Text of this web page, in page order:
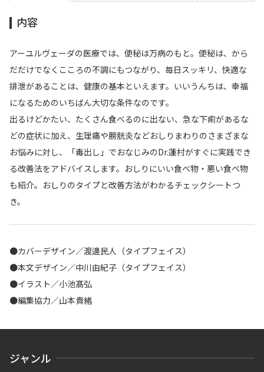
内容
アーユルヴェーダの医療では、便秘は万病のもと。便秘は、から
だだけでなくこころの不調にもつながり、毎日スッキリ、快適な
排泄があることは、健康の基本といえます。いいうんちは、幸福
になるためのいちばん大切な条件なのです。
出るけどかたい、たくさん食べるのに出ない、急な下痢があるな
どの症状に加え、生理痛や膀胱炎などおしりまわりのさまざまな
お悩みに対し、「毒出し」でおなじみのDr.蓮村がすぐに実践でき
る改善法をアドバイスします。おしりにいい食べ物・悪い食べ物
も紹介。おしりのタイプと改善方法がわかるチェックシートつ
き。
●カバーデザイン／渡邊民人（タイプフェイス）
●本文デザイン／中川由紀子（タイプフェイス）
●イラスト／小池髙弘
●編集協力／山本貴緒
ジャンル